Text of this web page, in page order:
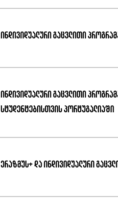
ინდივიდუალური გაცვლითი
ინდივიდუალური გაცვლითი
სტუდენტებისთვის პორტუგალიაში
ერაზმუს+ და ინდივიდუალური